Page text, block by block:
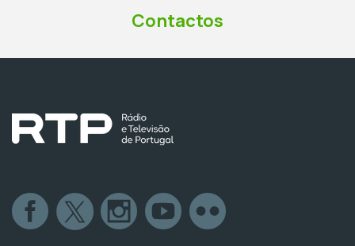
Contactos